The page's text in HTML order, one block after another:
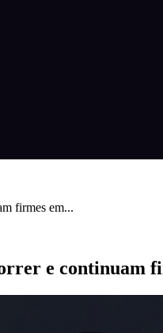
firmes em...
e continuam